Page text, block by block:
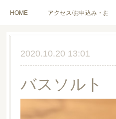
HOME アクセス/お申込み・お
〔学ぶ〕AEAJ資格対応コース〔学ぶ〕ト
ハンモックよもぎ蒸し® HAMMOCK
ハンモックタイ古式協会® 厚木校
2020.10.20 13:01
バスソルト